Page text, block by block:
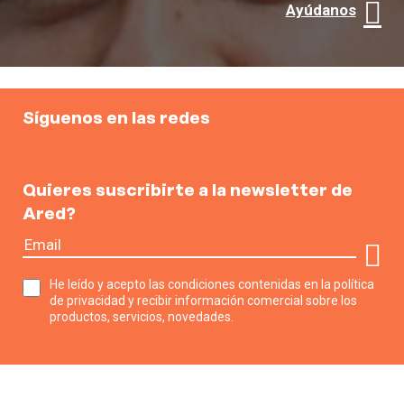
Ayúdanos
Síguenos en las redes
Quieres suscribirte a la newsletter de
Ared?
He leído y acepto las condiciones contenidas en la política
de privacidad y recibir información comercial sobre los
productos, servicios, novedades.